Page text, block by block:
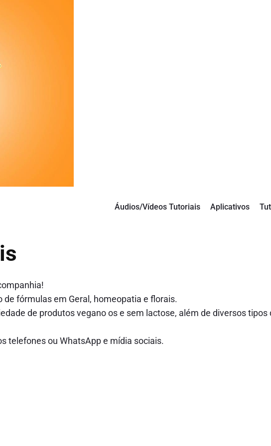
Áudios/Vídeos Tutoriais Aplicativos
fórmulas em Geral, homeopatia e florais.
de produtos vegano os e sem lactose, além de diversos tipos
telefones ou WhatsApp e mídia sociais.